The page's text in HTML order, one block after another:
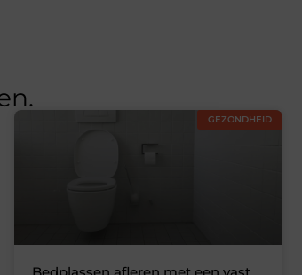
GEZONDHEID
Bedplassen afleren met een vast